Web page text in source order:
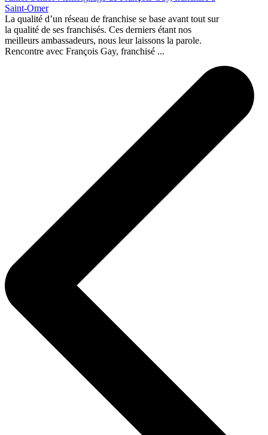
Saint-Omer
La qualité d’un réseau de franchise se base avant tout sur
la qualité de ses franchisés. Ces derniers étant nos
meilleurs ambassadeurs, nous leur laissons la parole.
Rencontre avec François Gay, franchisé ...